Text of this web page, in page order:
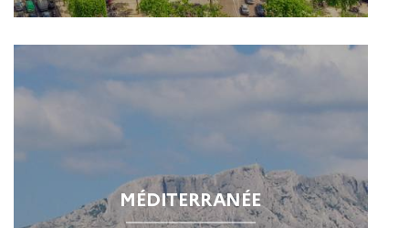
MÉDITERRANÉE